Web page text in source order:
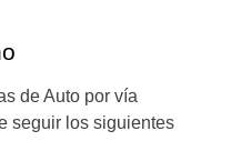
de Auto por vía
seguir los siguientes